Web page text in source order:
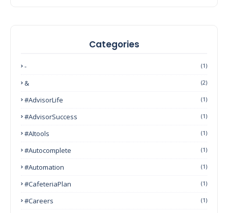
Categories
- (1)
& (2)
#AdvisorLife (1)
#AdvisorSuccess (1)
#AItools (1)
#autocomplete (1)
#Automation (1)
#CafeteriaPlan (1)
#Careers (1)